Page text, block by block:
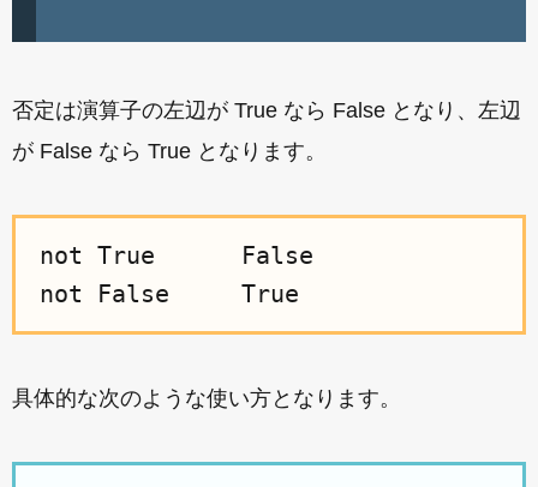
否定は演算子の左辺が True なら False となり、左辺
が False なら True となります。
not True      False
具体的な次のような使い方となります。